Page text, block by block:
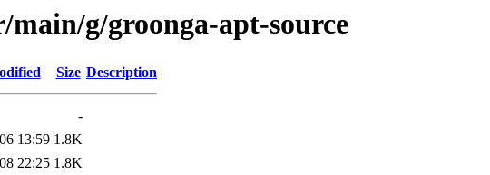
g/groonga-apt-source
Size Description
-
13:59 1.8K
22:25 1.8K